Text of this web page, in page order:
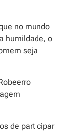
no mundo
humildade, o
seja
de participar